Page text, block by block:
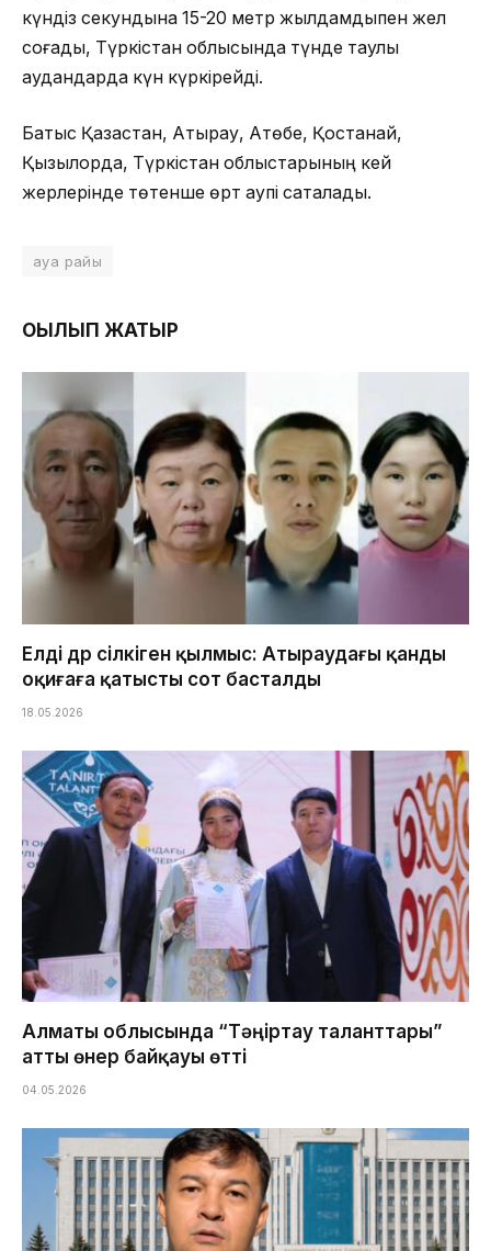
күндіз секундына 15-20 метр жылдамдықпен жел
соғады, Түркістан облысында түнде таулы
аудандарда күн күркірейді.
Батыс Қазақстан, Атырау, Ақтөбе, Қостанай,
Қызылорда, Түркістан облыстарының кей
жерлерінде төтенше өрт қаупі сақталады.
ауа райы
ОҚЫЛЫП ЖАТЫР
Елді дүр сілкіген қылмыс: Атыраудағы қанды
оқиғаға қатысты сот басталды
18.05.2026
Алматы облысында “Тәңіртау таланттары”
атты өнер байқауы өтті
04.05.2026